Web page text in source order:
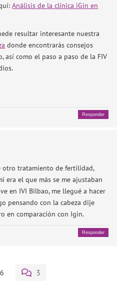
Análisis de la clínica iGin en
resultar interesante nuestra
donde encontrarás consejos
así como el paso a paso de la FIV
Responder
otro tratamiento de fertilidad,
era el que más se me ajustaban
en IVI Bilbao, me llegué a hacer
pensando con la cabeza dije
en comparación con Igin.
Responder
3